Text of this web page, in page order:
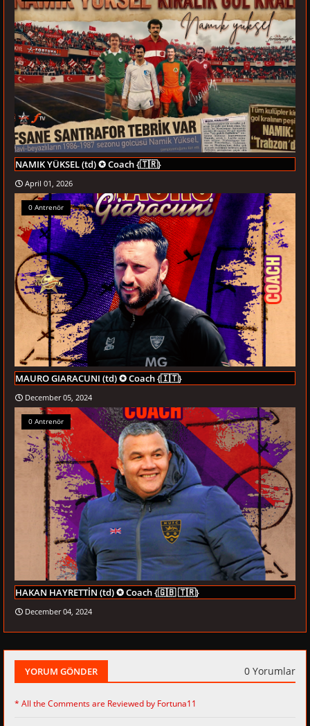
NAMIK YÜKSEL (td) ✪ Coach {🇹🇷}
April 01, 2026
0 Antrenör
MAURO GIARACUNI (td) ✪ Coach {🇮🇹}
December 05, 2024
0 Antrenör
HAKAN HAYRETTİN (td) ✪ Coach {🇬🇧 🇹🇷}
December 04, 2024
YORUM GÖNDER 0 Yorumlar
* All the Comments are Reviewed by Fortuna11